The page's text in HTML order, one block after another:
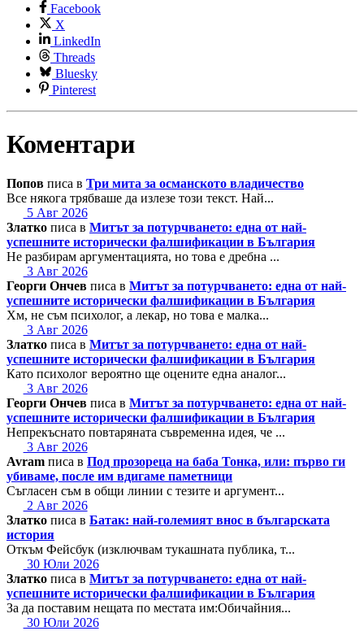
Facebook
X
LinkedIn
Threads
Bluesky
Pinterest
Коментари
Попов писа в Три мита за османското владичество
Все някога трябваше да излезе този текст. Най...
5 Авг 2026
Златко писа в Митът за потурчването: една от най-
успешните исторически фалшификации в България
Не разбирам аргументацията, но това е дребна ...
3 Авг 2026
Георги Ончев писа в Митът за потурчването: една от най-
успешните исторически фалшификации в България
Хм, не съм психолог, а лекар, но това е малка...
3 Авг 2026
Златко писа в Митът за потурчването: една от най-
успешните исторически фалшификации в България
Като психолог вероятно ще оцените една аналог...
3 Авг 2026
Георги Ончев писа в Митът за потурчването: една от най-
успешните исторически фалшификации в България
Непрекъснато повтаряната съвременна идея, че ...
3 Авг 2026
Avram писа в Под прозореца на баба Тонка, или: първо ги
убиваме, после им вдигаме паметници
Съгласен съм в общи линии с тезите и аргумент...
2 Авг 2026
Златко писа в Батак: най-големият внос в българската
история
Откъм Фейсбук (изключвам тукашната публика, т...
30 Юли 2026
Златко писа в Митът за потурчването: една от най-
успешните исторически фалшификации в България
За да поставим нещата по местата им:Обичайния...
30 Юли 2026